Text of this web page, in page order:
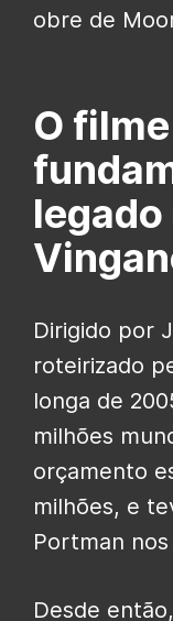
obre de
O
legado
Dirigido por
roteirizado
longa de
milhões
orçamento
milhões, e
Portman
Desde